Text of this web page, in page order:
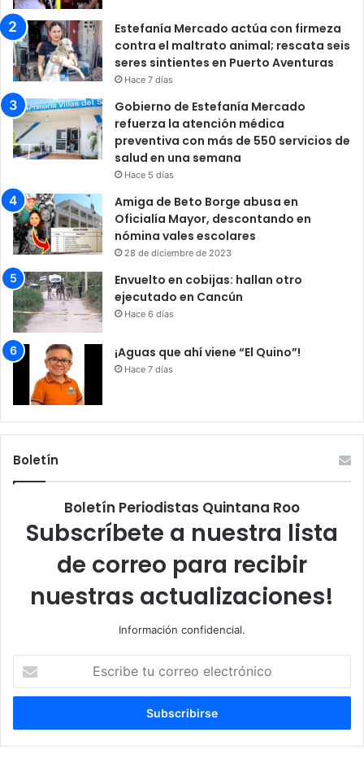
Estefanía Mercado actúa con firmeza
contra el maltrato animal; rescata seis
seres sintientes en Puerto Aventuras
Hace 7 días
Gobierno de Estefanía Mercado
refuerza la atención médica
preventiva con más de 550 servicios de
salud en una semana
Hace 5 días
Amiga de Beto Borge abusa en
Oficialía Mayor, descontando en
nómina vales escolares
28 de diciembre de 2023
Envuelto en cobijas: hallan otro
ejecutado en Cancún
Hace 6 días
¡Aguas que ahí viene “El Quino”!
Hace 7 días
Boletín
Boletín Periodistas Quintana Roo
Subscríbete a nuestra lista
de correo para recibir
nuestras actualizaciones!
Información confidencial.
correo